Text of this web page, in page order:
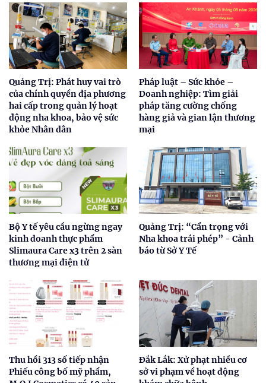
Quảng Trị: Phát huy vai trò
của chính quyền địa phương
hai cấp trong quản lý hoạt
động nha khoa, bảo vệ sức
khỏe Nhân dân
Pháp luật – Sức khỏe –
Doanh nghiệp: Tìm giải
pháp tăng cường chống
hàng giả và gian lận thương
mại
Bộ Y tế yêu cầu ngừng ngay
kinh doanh thực phẩm
Slimaura Care x3 trên 2 sàn
thương mại điện tử
Quảng Trị: “Cẩn trọng với
Nha khoa trái phép” - Cảnh
báo từ Sở Y Tế
Thu hồi 313 số tiếp nhận
Phiếu công bố mỹ phẩm,
Đắk Lắk: Xử phạt nhiều cơ
sở vi phạm về hoạt động